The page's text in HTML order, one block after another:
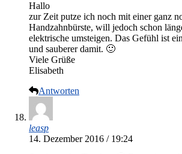
Hallo
zur Zeit putze ich noch mit einer ganz
Handzahnbürste, will jedoch schon
elektrische umsteigen. Das Gefühl ist
und sauberer damit. 🙂
Viele Grüße
Elisabeth
Antworten
leasp
14. Dezember 2016 / 19:24